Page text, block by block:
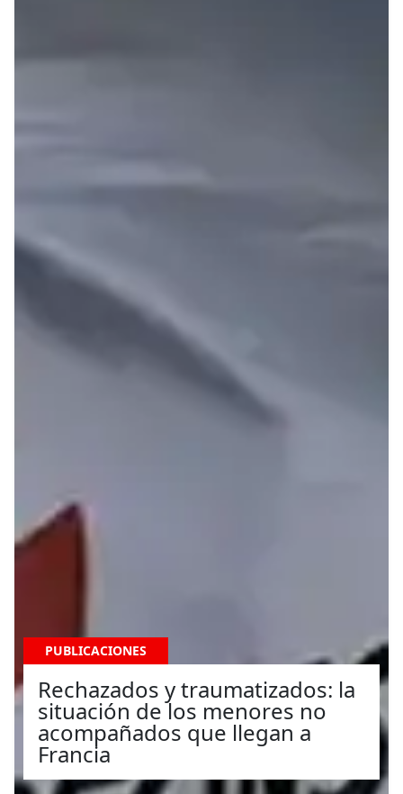
PUBLICACIONES
Rechazados y traumatizados: la
situación de los menores no
acompañados que llegan a
Francia